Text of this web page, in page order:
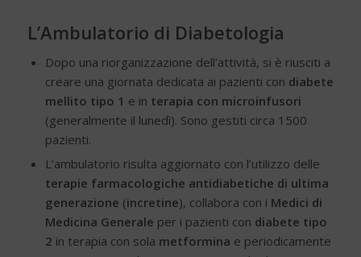
L’Ambulatorio di Diabetologia
Dopo una riorganizzazione dell’attività, si è riusciti a
creare una giornata dedicata ai pazienti con diabete
mellito tipo 1 e in terapia con microinfusori
(generalmente il lunedì). Sono gestiti circa 1500
pazienti.
L’ambulatorio risulta aggiornato con l’utilizzo delle
terapie farmacologiche antidiabetiche di ultima
generazione (incretine), collabora con i Medici di
Medicina Generale per i pazienti con diabete tipo
2 in terapia con sola metformina e periodicamente